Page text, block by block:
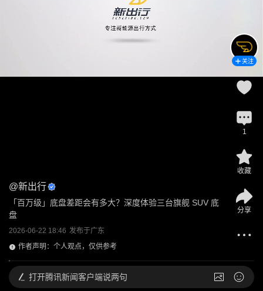
@新出行
「百万级」底盘差距会有多大？深度体验三台旗舰 SUV 底
盘
2026-06-22 18:46 发布于广东
作者声明：个人观点，仅供参考
关注
1
收藏
分享
打开腾讯新闻客户端说两句